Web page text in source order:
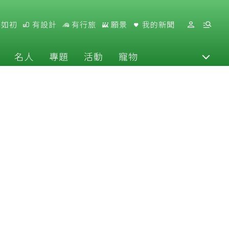
初 有設計 有行旅 願景 我的新聞
名人 專題 活動 寵物